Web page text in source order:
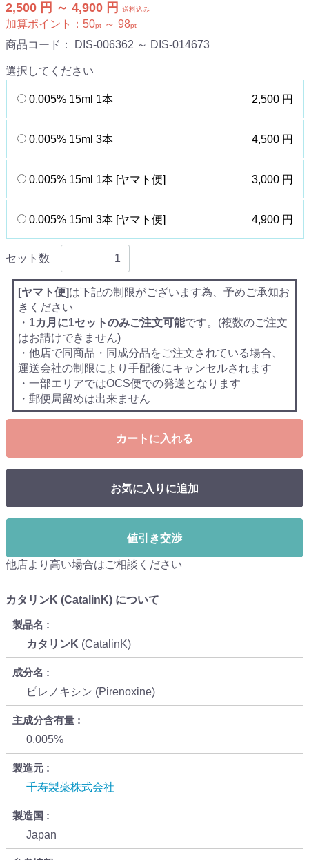
2,500 円 ～ 4,900 円 送料込み
加算ポイント： 50pt ～ 98pt
商品コード： DIS-006362 ～ DIS-014673
選択してください
0.005% 15ml 1本 2,500 円
0.005% 15ml 3本 4,500 円
0.005% 15ml 1本 [ヤマト便] 3,000 円
0.005% 15ml 3本 [ヤマト便] 4,900 円
セット数
[ヤマト便]は下記の制限がございます為、予めご承知お
きください
・ 1カ月に1セットのみご注文可能です。(複数のご注文
はお請けできません)
・他店で同商品・同成分品をご注文されている場合、
運送会社の制限により手配後にキャンセルされます
・一部エリアではOCS便での発送となります
・郵便局留めは出来ません
カートに入れる
お気に入りに追加
値引き交渉
他店より高い場合はご相談ください
カタリンK (CatalinK) について
製品名
カタリンK (CatalinK)
成分名
ピレノキシン (Pirenoxine)
主成分含有量
0.005%
製造元
千寿製薬株式会社
製造国
Japan